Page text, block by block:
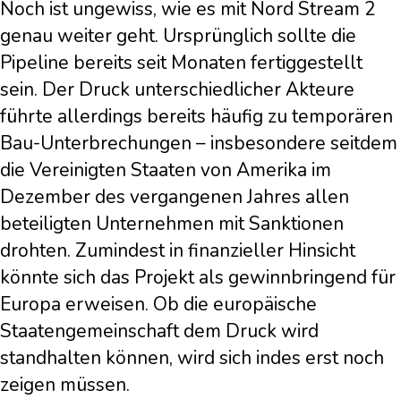
Noch ist ungewiss, wie es mit Nord Stream 2
genau weiter geht. Ursprünglich sollte die
Pipeline bereits seit Monaten fertiggestellt
sein. Der Druck unterschiedlicher Akteure
führte allerdings bereits häufig zu temporären
Bau-Unterbrechungen – insbesondere seitdem
die Vereinigten Staaten von Amerika im
Dezember des vergangenen Jahres allen
beteiligten Unternehmen mit Sanktionen
drohten. Zumindest in finanzieller Hinsicht
könnte sich das Projekt als gewinnbringend für
Europa erweisen. Ob die europäische
Staatengemeinschaft dem Druck wird
standhalten können, wird sich indes erst noch
zeigen müssen.